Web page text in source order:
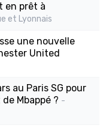
en prêt à
et Lyonnais
une nouvelle
United
au Paris SG pour
Mbappé ? -